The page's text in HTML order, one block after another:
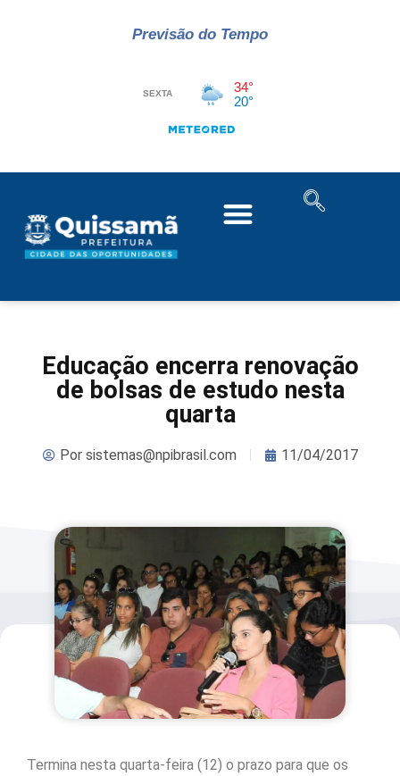
Previsão do Tempo
Educação encerra renovação
de bolsas de estudo nesta
quarta
Porsistemas@npibrasil.com 11/04/2017
Termina nesta quarta-feira (12) o prazo para que os